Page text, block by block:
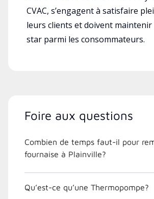
CVAC, s’engagent à satisfaire
leurs clients et doivent maintenir
star parmi les consommateurs.
Foire aux questions
Combien de temps faut-il pour
fournaise à Plainville?
Qu’est-ce qu’une Thermopompe?